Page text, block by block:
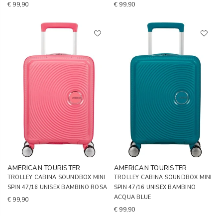
€ 99,90 € 99,90
AMERICAN TOURISTER
TROLLEY CABINA SOUNDBOX MINI
SPIN 47/16 UNISEX BAMBINO ROSA
€ 99,90
AMERICAN TOURISTER
TROLLEY CABINA SOUNDBOX MINI
SPIN 47/16 UNISEX BAMBINO
ACQUA BLUE
€ 99,90